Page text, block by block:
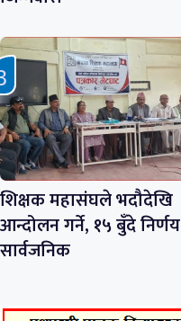
शिक्षक महासंघले भदौदेखि
आन्दोलन गर्ने, १५ बुँदे निर्णय
सार्वजनिक